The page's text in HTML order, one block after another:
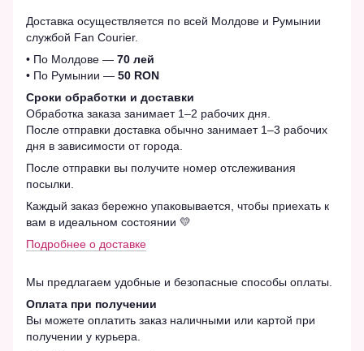
Доставка осуществляется по всей Молдове и Румынии
службой Fan Courier.
• По Молдове — 70 лей
• По Румынии — 50 RON
Сроки обработки и доставки
Обработка заказа занимает 1–2 рабочих дня.
После отправки доставка обычно занимает 1–3 рабочих
дня в зависимости от города.
После отправки вы получите номер отслеживания
посылки.
Каждый заказ бережно упаковывается, чтобы приехать к
вам в идеальном состоянии 💛
Подробнее о доставке
Мы предлагаем удобные и безопасные способы оплаты.
Оплата при получении
Вы можете оплатить заказ наличными или картой при
получении у курьера.